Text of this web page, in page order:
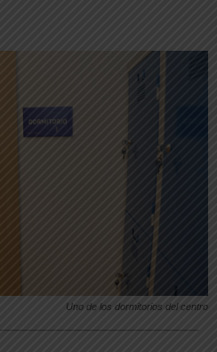
Uno de los dormitorios del centro